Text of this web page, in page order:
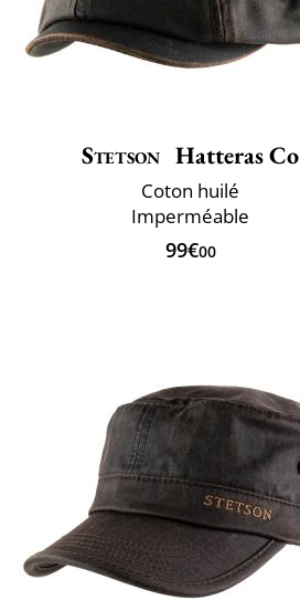
Stetson Hatteras Co
Coton huilé
Imperméable
99€00